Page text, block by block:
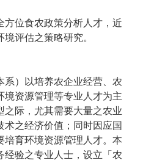
方位食农政策分析人才，近
评估之策略研究。
系）以培养农企业经营、农
境资源管理等专业人才为主
之际，尤其需要大量之农业
之经济价值；同时因应国
培育环境资源管理人才。本
经验之专业人士，设立「农